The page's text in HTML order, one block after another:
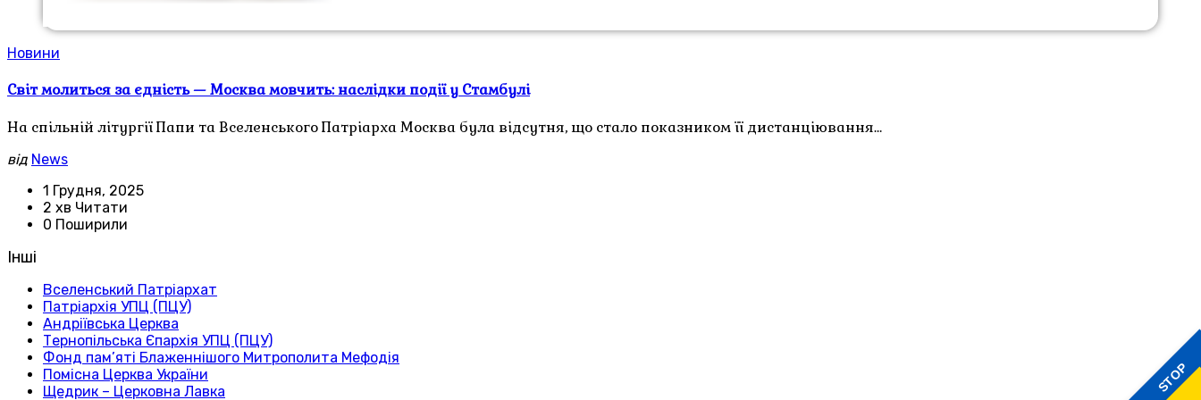
STOP
Новини
Світ молиться за єдність — Москва мовчить: наслідки події у Стамбулі
На спільній літургії Папи та Вселенського Патріарха Москва була відсутня, що стало показником її дистанціювання…
від News
1 Грудня, 2025
2 хв Читати
0 Поширили
Інші
Вселенський Патріархат
Патріархія УПЦ (ПЦУ)
Андріївська Церква
Тернопільська Єпархія УПЦ (ПЦУ)
Фонд пам’яті Блаженнішого Митрополита Мефодія
Помісна Церква України
Щедрик – Церковна Лавка